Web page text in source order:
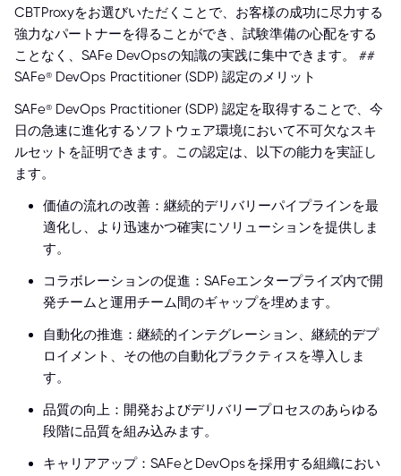
CBTProxyをお選びいただくことで、お客様の成功に尽力する
強力なパートナーを得ることができ、試験準備の心配をする
ことなく、SAFe DevOpsの知識の実践に集中できます。 ##
SAFe® DevOps Practitioner (SDP) 認定のメリット
SAFe® DevOps Practitioner (SDP) 認定を取得することで、今
日の急速に進化するソフトウェア環境において不可欠なスキ
ルセットを証明できます。この認定は、以下の能力を実証し
ます。
価値の流れの改善：継続的デリバリーパイプラインを最
適化し、より迅速かつ確実にソリューションを提供しま
す。
コラボレーションの促進：SAFeエンタープライズ内で開
発チームと運用チーム間のギャップを埋めます。
自動化の推進：継続的インテグレーション、継続的デプ
ロイメント、その他の自動化プラクティスを導入しま
す。
品質の向上：開発およびデリバリープロセスのあらゆる
段階に品質を組み込みます。
キャリアアップ：SAFeとDevOpsを採用する組織におい